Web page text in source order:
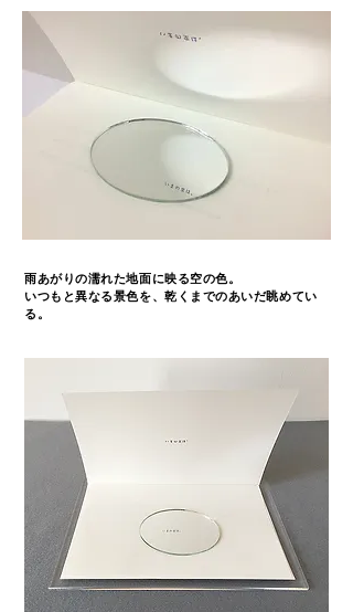
雨あがりの濡れた地面に映る空の色。
​いつもと異なる景色を、乾くまでのあいだ眺めてい
る。